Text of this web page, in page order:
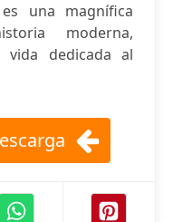
una magnífica
moderna,
vida dedicada al